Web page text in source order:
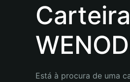
Português (Portugal)
Bahasa Indonesia
Está à procura de uma